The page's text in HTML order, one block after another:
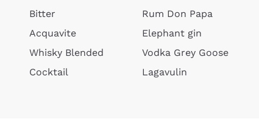
Bitter
Acquavite
Whisky Blended
Cocktail
Rum Don Papa
Elephant gin
Vodka Grey Goose
Lagavulin